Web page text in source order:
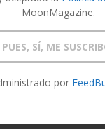
MoonMagazine.
por